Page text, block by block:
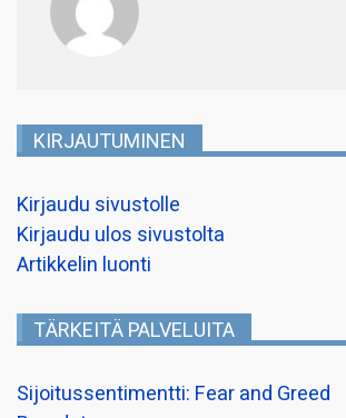
KIRJAUTUMINEN
Kirjaudu sivustolle
Kirjaudu ulos sivustolta
Artikkelin luonti
TÄRKEITÄ PALVELUITA
Sijoitussentimentti: Fear and Greed